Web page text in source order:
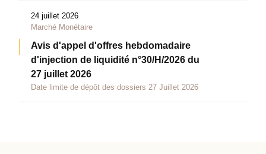
24 juillet 2026
Marché Monétaire
Avis d'appel d'offres hebdomadaire
d'injection de liquidité n°30/H/2026 du
27 juillet 2026
Date limite de dépôt des dossiers 27 Juillet 2026